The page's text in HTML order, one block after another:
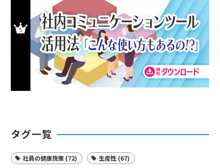
タグ一覧
社員の健康施策 (72)
生産性 (67)